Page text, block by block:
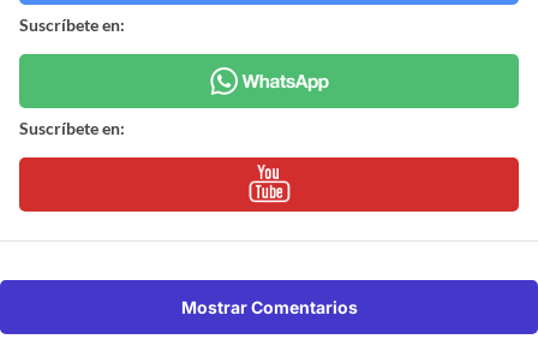
Suscríbete en:
Suscríbete en:
Mostrar Comentarios